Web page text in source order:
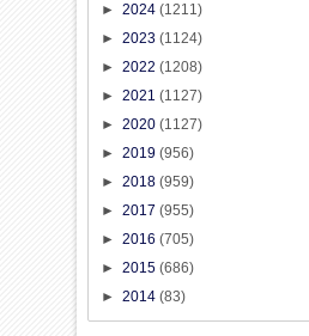
►2024(1211)
►2023(1124)
►2022(1208)
►2021(1127)
►2020(1127)
►2019(956)
►2018(959)
►2017(955)
►2016(705)
►2015(686)
►2014(83)